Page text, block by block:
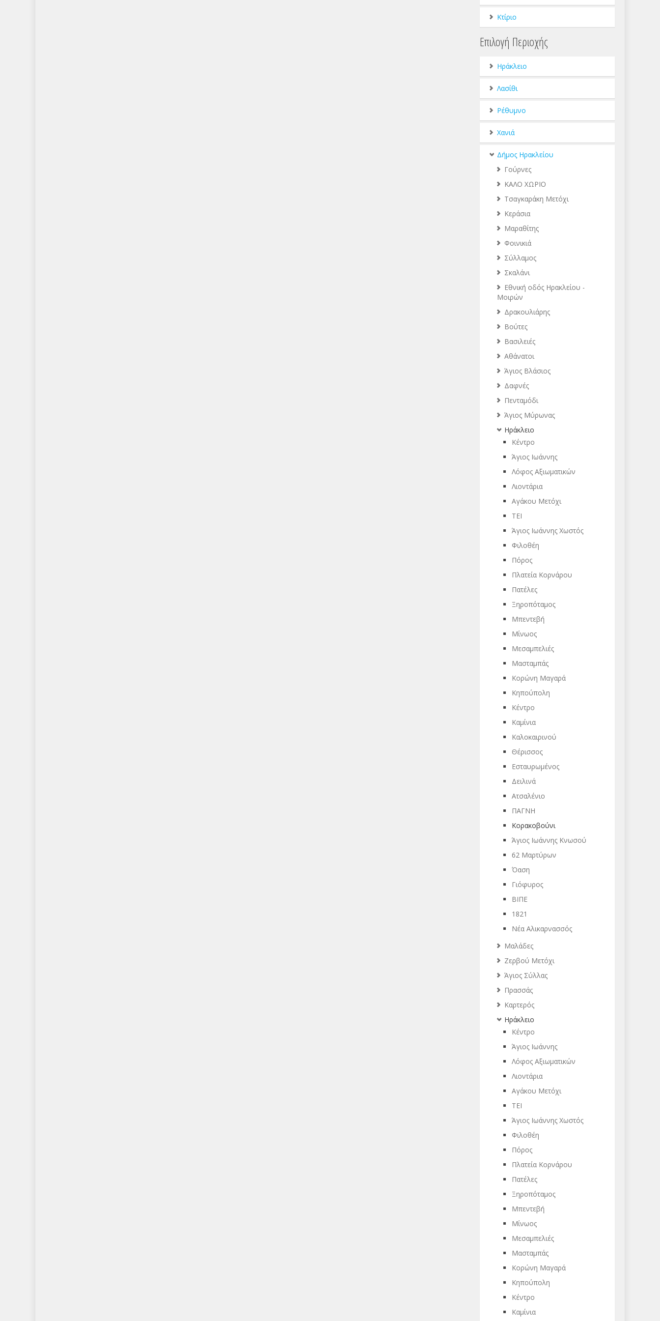
Κτίριο
Επιλογή Περιοχής
Ηράκλειο
Λασίθι
Ρέθυμνο
Χανιά
Δήμος Ηρακλείου
Γούρνες
ΚΑΛΟ ΧΩΡΙΟ
Τσαγκαράκη Μετόχι
Κεράσια
Μαραθίτης
Φοινικιά
Σύλλαμος
Σκαλάνι
Εθνική οδός Ηρακλείου -
Μοιρών
Δρακουλιάρης
Βούτες
Βασιλειές
Αθάνατοι
Άγιος Βλάσιος
Δαφνές
Πενταμόδι
Άγιος Μύρωνας
Ηράκλειο
Κέντρο
Άγιος Ιωάννης
Λόφος Αξιωματικών
Λιοντάρια
Αγάκου Μετόχι
ΤΕΙ
Άγιος Ιωάννης Χωστός
Φιλοθέη
Πόρος
Πλατεία Κορνάρου
Πατέλες
Ξηροπόταμος
Μπεντεβή
Μίνωος
Μεσαμπελιές
Μασταμπάς
Κορώνη Μαγαρά
Κηπούπολη
Κέντρο
Καμίνια
Καλοκαιρινού
Θέρισσος
Εσταυρωμένος
Δειλινά
Ατσαλένιο
ΠΑΓΝΗ
Κορακοβούνι
Άγιος Ιωάννης Κνωσού
62 Μαρτύρων
Όαση
Γιόφυρος
ΒΙΠΕ
1821
Νέα Αλικαρνασσός
Μαλάδες
Ζερβού Μετόχι
Άγιος Σύλλας
Πρασσάς
Καρτερός
Ηράκλειο
Κέντρο
Άγιος Ιωάννης
Λόφος Αξιωματικών
Λιοντάρια
Αγάκου Μετόχι
ΤΕΙ
Άγιος Ιωάννης Χωστός
Φιλοθέη
Πόρος
Πλατεία Κορνάρου
Πατέλες
Ξηροπόταμος
Μπεντεβή
Μίνωος
Μεσαμπελιές
Μασταμπάς
Κορώνη Μαγαρά
Κηπούπολη
Κέντρο
Καμίνια